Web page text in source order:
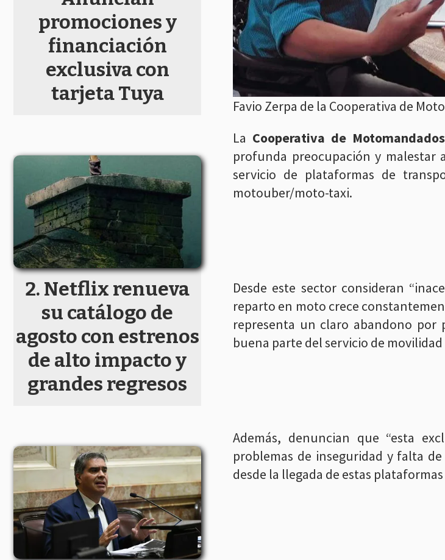
Favio Zerpa de la Cooperativa de
La Cooperativa de Motomandados
profunda preocupación y malestar
servicio de plataformas de
motouber/moto-taxi.
Desde este sector consideran
reparto en moto crece
representa un claro abandono por
buena parte del servicio de
Además, denuncian que “esta
problemas de inseguridad y falta
desde la llegada de estas plataformas
promociones y
financiación
exclusiva con
tarjeta Tuya
Netflix renueva
su catálogo de
agosto con estrenos
de alto impacto y
grandes regresos